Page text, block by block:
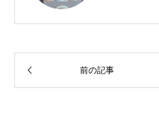
前の記事